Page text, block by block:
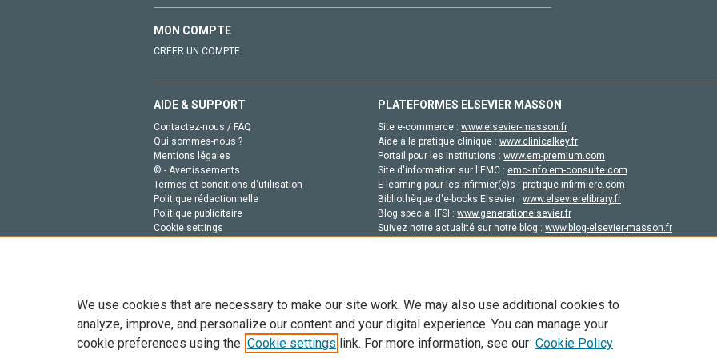
MON COMPTE
CRÉER UN COMPTE
AIDE & SUPPORT
Contactez-nous / FAQ
Qui sommes-nous ?
Mentions légales
© - Avertissements
Termes et conditions d'utilisation
Politique rédactionnelle
Politique publicitaire
Cookie settings
PLATEFORMES ELSEVIER MASSON
Site e-commerce : www.elsevier-masson.fr
Aide à la pratique clinique : www.clinicalkey.fr
Portail pour les institutions : www.em-premium.com
Site d'information sur l'EMC : emc-info.em-consulte.com
E-learning pour les infirmier(e)s : pratique-infirmiere.com
Bibliothèque d'e-books Elsevier : www.elsevierelibrary.fr
Blog special IFSI : www.generationelsevier.fr
Suivez notre actualité sur notre blog : www.blog-elsevier-masson.fr
Tout le contenu de ce site: Copyright © 2026 Elsevier, ses concédants de licence et ses contributeurs. Tout les droits sont réservés,
We use cookies that are necessary to make our site work. We may also use additional cookies to
analyze, improve, and personalize our content and your digital experience. You can manage your
cookie preferences using the Cookie settings link. For more information, see our Cookie Policy